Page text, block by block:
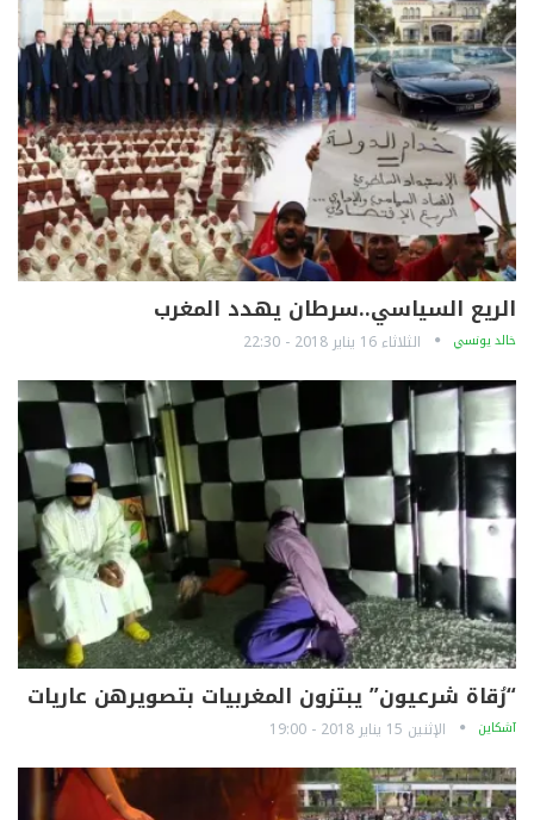
الريع السياسي..سرطان يهدد المغرب
خالد يونسي الثلاثاء 16 يناير 2018 - 22:30
“رُقاة شرعيون” يبتزون المغربيات بتصويرهن عاريات
آشكاين الإثنين 15 يناير 2018 - 19:00